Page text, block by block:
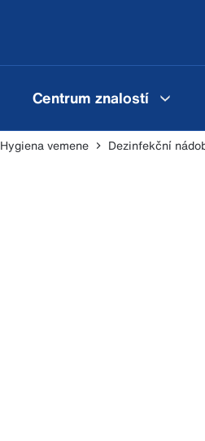
Centrum znalostí
Hygiena vemene Dezinfekční